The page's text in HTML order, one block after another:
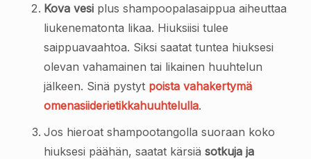
Kova vesi plus shampoopalasaippua aiheuttaa
liukenematonta likaa. Hiuksiisi tulee
saippuavaahtoa. Siksi saatat tuntea hiuksesi
olevan vahamainen tai likainen huuhtelun
jälkeen. Sinä pystyt poista vahakertymä
omenasiiderietikkahuuhtelulla.
Jos hieroat shampootangolla suoraan koko
hiuksesi päähän, saatat kärsiä sotkuja ja